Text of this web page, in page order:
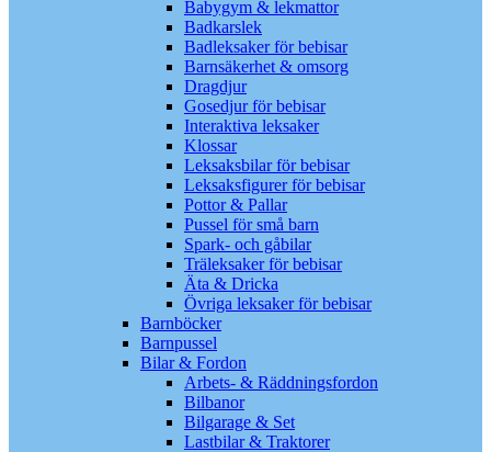
Babygym & lekmattor
Badkarslek
Badleksaker för bebisar
Barnsäkerhet & omsorg
Dragdjur
Gosedjur för bebisar
Interaktiva leksaker
Klossar
Leksaksbilar för bebisar
Leksaksfigurer för bebisar
Pottor & Pallar
Pussel för små barn
Spark- och gåbilar
Träleksaker för bebisar
Äta & Dricka
Övriga leksaker för bebisar
Barnböcker
Barnpussel
Bilar & Fordon
Arbets- & Räddningsfordon
Bilbanor
Bilgarage & Set
Lastbilar & Traktorer